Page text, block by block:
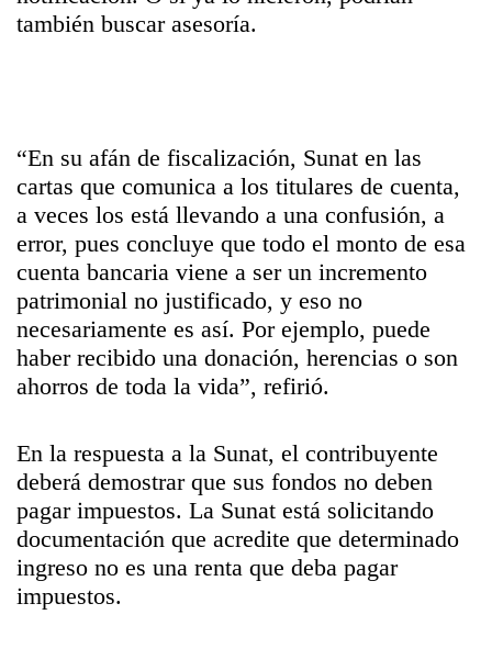
también buscar asesoría.
“En su afán de fiscalización, Sunat en las
cartas que comunica a los titulares de cuenta,
a veces los está llevando a una confusión, a
error, pues concluye que todo el monto de esa
cuenta bancaria viene a ser un incremento
patrimonial no justificado, y eso no
necesariamente es así. Por ejemplo, puede
haber recibido una donación, herencias o son
ahorros de toda la vida”, refirió.
En la respuesta a la Sunat, el contribuyente
deberá demostrar que sus fondos no deben
pagar impuestos. La Sunat está solicitando
documentación que acredite que determinado
ingreso no es una renta que deba pagar
impuestos.